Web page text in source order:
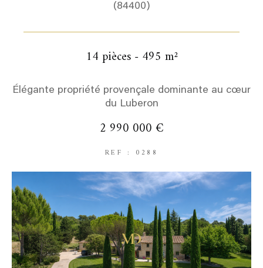
(84400)
14 pièces - 495 m²
Élégante propriété provençale dominante au cœur
du Luberon
2 990 000 €
REF : 0288